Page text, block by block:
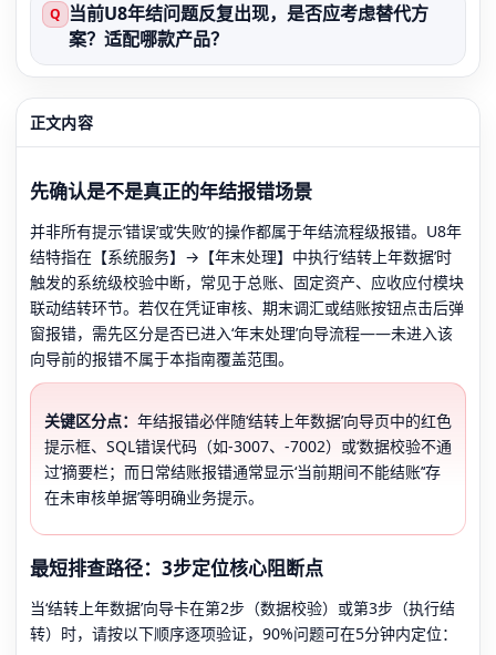
Q 当前U8年结问题反复出现，是否应考虑替代方
案？适配哪款产品？
正文内容
先确认是不是真正的年结报错场景
并非所有提示‘错误’或‘失败’的操作都属于年结流程级报错。U8年
结特指在【系统服务】→【年末处理】中执行‘结转上年数据’时
触发的系统级校验中断，常见于总账、固定资产、应收应付模块
联动结转环节。若仅在凭证审核、期末调汇或结账按钮点击后弹
窗报错，需先区分是否已进入‘年末处理’向导流程——未进入该
向导前的报错不属于本指南覆盖范围。
关键区分点： 年结报错必伴随‘结转上年数据’向导页中的红色
提示框、SQL错误代码（如-3007、-7002）或‘数据校验不通
过’摘要栏；而日常结账报错通常显示‘当前期间不能结账’‘存
在未审核单据’等明确业务提示。
最短排查路径：3步定位核心阻断点
当‘结转上年数据’向导卡在第2步（数据校验）或第3步（执行结
转）时，请按以下顺序逐项验证，90%问题可在5分钟内定位：